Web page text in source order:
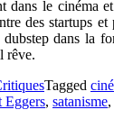
dans le cinéma
des startups et
dans la
rêve.
Tagged
Eggers, satanisme,